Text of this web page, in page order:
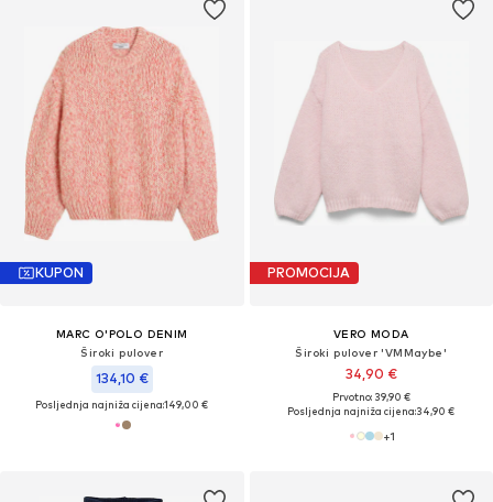
KUPON
MARC O'POLO DENIM
Široki pulover
134,10 €
Posljednja najniža cijena:149,00 €
PROMOCIJA
VERO MODA
Široki pulover 'VMMaybe'
34,90 €
Prvotno: 39,90 €
Posljednja najniža cijena:34,90 €
+1